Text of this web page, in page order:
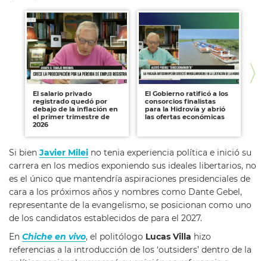
El salario privado
registrado quedó por
debajo de la inflación en
el primer trimestre de
2026
El Gobierno ratificó a los
consorcios finalistas
para la Hidrovía y abrió
las ofertas económicas
Si bien Javier Milei no tenia experiencia política e inició su
carrera en los medios exponiendo sus ideales libertarios, no
es el único que mantendría aspiraciones presidenciales de
cara a los próximos años y nombres como Dante Gebel,
representante de la evangelismo, se posicionan como uno
de los candidatos establecidos de para el 2027.
En Chiche en vivo, el politólogo Lucas Villa hizo
referencias a la introducción de los ‘outsiders’ dentro de la